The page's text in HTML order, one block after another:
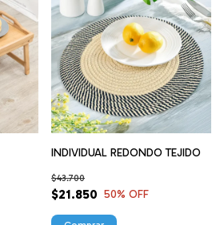
INDIVIDUAL REDONDO TEJIDO
$21.850
$43.700
50% OFF